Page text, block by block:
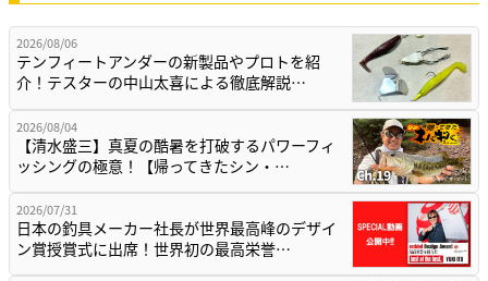
2026/08/06
テンフィートアンダーの新製品やプロトを紹
介！テスターの中山太喜による徹底解説…
2026/08/04
【清水盛三】真夏の酷暑を打破するパワーフィ
ッシングの極意！【帰ってきたシン・…
2026/07/31
日本の釣具メーカー社長が世界最高峰のデザイ
ン賞授賞式に出席！世界初の最高栄誉…